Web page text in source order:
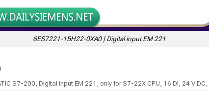
6ES7221-1BH22-0XA0 | Digital input EM 221
S7-200, Digital input EM 221, only for S7-22X CPU, 16 DI, 24 V